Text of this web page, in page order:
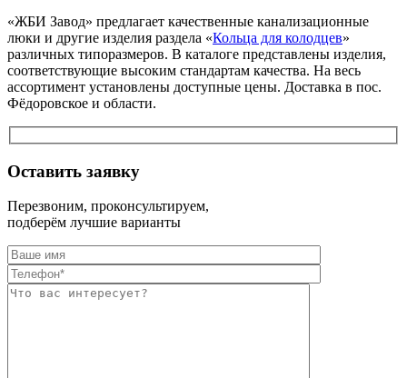
«ЖБИ Завод» предлагает качественные канализационные
люки и другие изделия раздела «Кольца для колодцев»
различных типоразмеров. В каталоге представлены изделия,
соответствующие высоким стандартам качества. На весь
ассортимент установлены доступные цены. Доставка в пос.
Фёдоровское и области.
Оставить заявку
Перезвоним, проконсультируем,
подберём лучшие варианты